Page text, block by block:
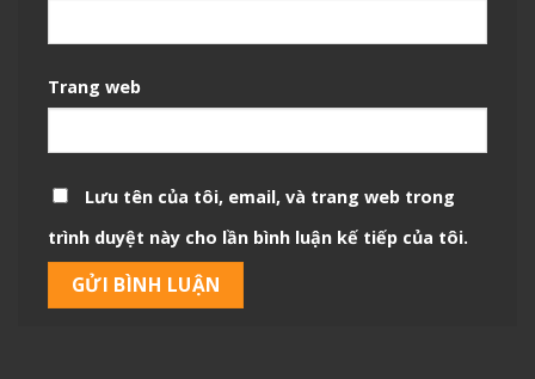
Trang web
Lưu tên của tôi, email, và trang web trong
trình duyệt này cho lần bình luận kế tiếp của tôi.